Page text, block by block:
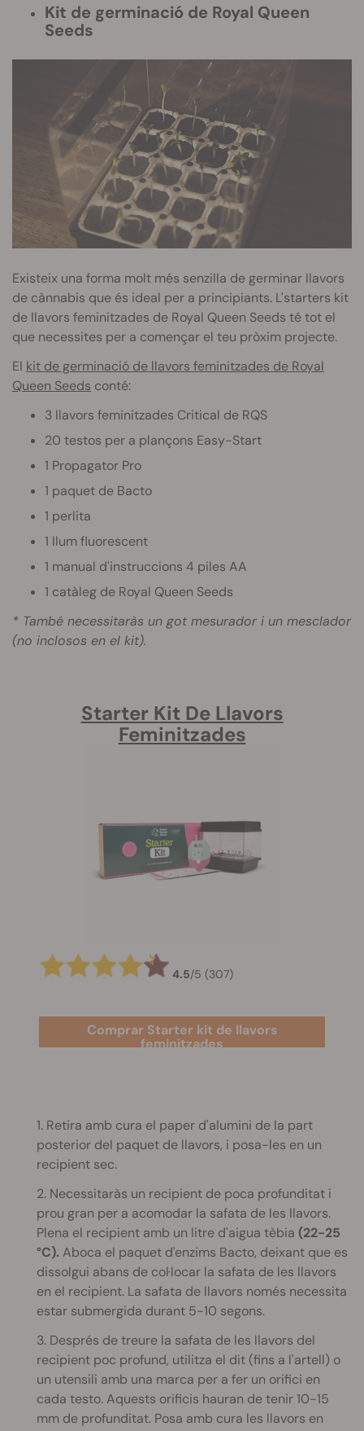
Kit de germinació de Royal Queen
Seeds
Existeix una forma molt més senzilla de germinar llavors
de cànnabis que és ideal per a principiants. L'starters kit
de llavors feminitzades de Royal Queen Seeds té tot el
que necessites per a començar el teu pròxim projecte.
El kit de germinació de llavors feminitzades de Royal
Queen Seeds conté:
3 llavors feminitzades Critical de RQS
20 testos per a plançons Easy-Start
1 Propagator Pro
1 paquet de Bacto
1 perlita
1 llum fluorescent
1 manual d'instruccions 4 piles AA
1 catàleg de Royal Queen Seeds
* També necessitaràs un got mesurador i un mesclador
(no inclosos en el kit).
Starter Kit De Llavors
Feminitzades
4.5/5 (307)
Comprar Starter kit de llavors
feminitzades
1. Retira amb cura el paper d'alumini de la part
posterior del paquet de llavors, i posa-les en un
recipient sec.
2. Necessitaràs un recipient de poca profunditat i
prou gran per a acomodar la safata de les llavors.
Plena el recipient amb un litre d'aigua tèbia (22-25
°C). Aboca el paquet d'enzims Bacto, deixant que es
dissolgui abans de col·locar la safata de les llavors
en el recipient. La safata de llavors només necessita
estar submergida durant 5-10 segons.
3. Després de treure la safata de les llavors del
recipient poc profund, utilitza el dit (fins a l'artell) o
un utensili amb una marca per a fer un orifici en
cada testo. Aquests orificis hauran de tenir 10-15
mm de profunditat. Posa amb cura les llavors en